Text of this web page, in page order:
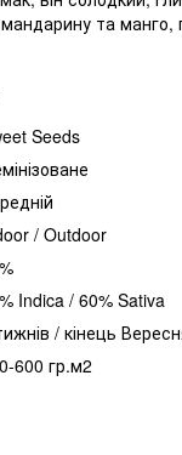
та манго,
Seeds
/ Outdoor
Indica / 60% Sativa
/ кінець
600 гр.м2